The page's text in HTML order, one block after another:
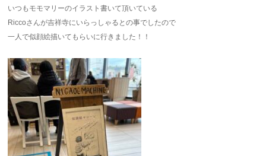
いつもモモマリーのイラスト書いて頂いている
Riccoさんが吉祥寺にいらっしゃるとの事でしたので
一人で似顔絵描いてもらいに行きました！！